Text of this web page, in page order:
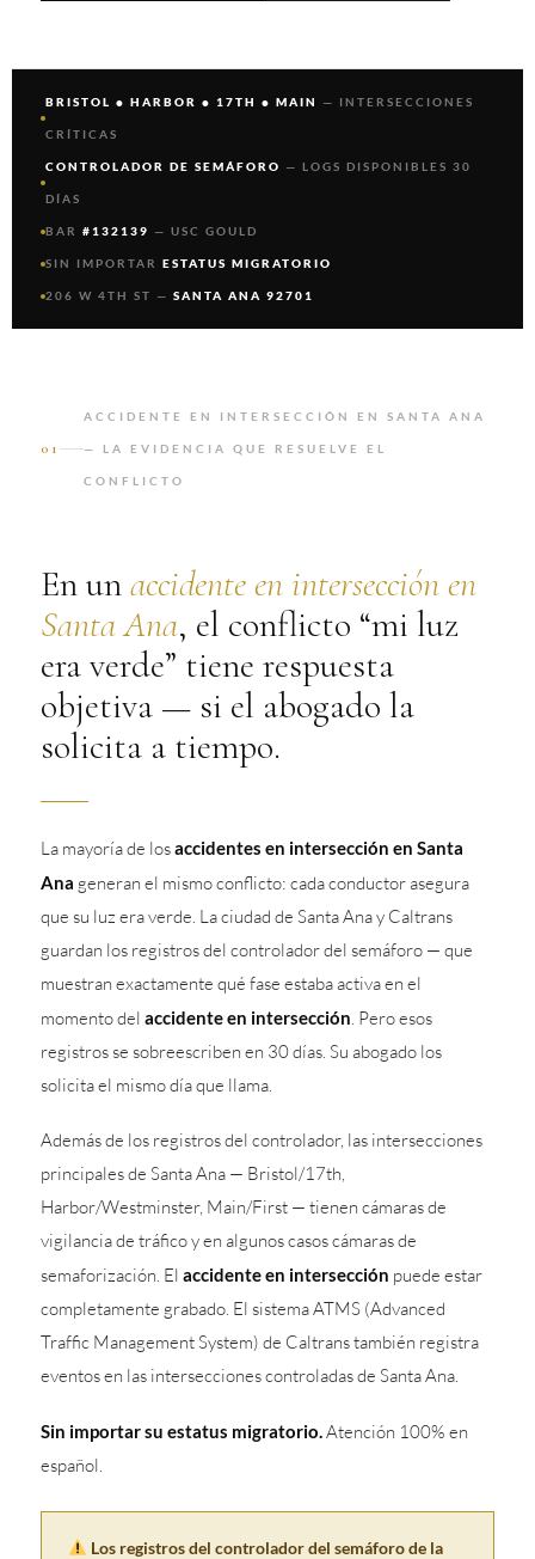
BRISTOL • HARBOR • 17TH • MAIN — INTERSECCIONES
CRÍTICAS
CONTROLADOR DE SEMÁFORO — LOGS DISPONIBLES 30
DÍAS
BAR #132139 — USC GOULD
SIN IMPORTAR ESTATUS MIGRATORIO
206 W 4TH ST — SANTA ANA 92701
01
ACCIDENTE EN INTERSECCIÓN EN SANTA ANA
— LA EVIDENCIA QUE RESUELVE EL
CONFLICTO
En unaccidente en intersección en
Santa Ana, el conflicto “mi luz
era verde” tiene respuesta
objetiva — si el abogado la
solicita a tiempo.
La mayoría de losaccidentes en intersección en Santa
Ana generan el mismo conflicto: cada conductor asegura
que su luz era verde. La ciudad de Santa Ana y Caltrans
guardan los registros del controlador del semáforo — que
muestran exactamente qué fase estaba activa en el
momento del accidente en intersección. Pero esos
registros se sobreescriben en 30 días. Su abogado los
solicita el mismo día que llama.
Además de los registros del controlador, las intersecciones
principales de Santa Ana — Bristol/17th,
Harbor/Westminster, Main/First — tienen cámaras de
vigilancia de tráfico y en algunos casos cámaras de
semaforización. El accidente en intersección puede estar
completamente grabado. El sistema ATMS (Advanced
Traffic Management System) de Caltrans también registra
eventos en las intersecciones controladas de Santa Ana.
Sin importar su estatus migratorio.Atención 100% en
español.
Los registros del controlador del semáforo de la